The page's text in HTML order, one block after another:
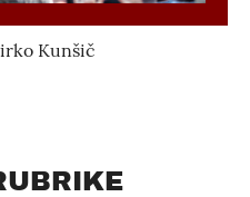
Kunšič